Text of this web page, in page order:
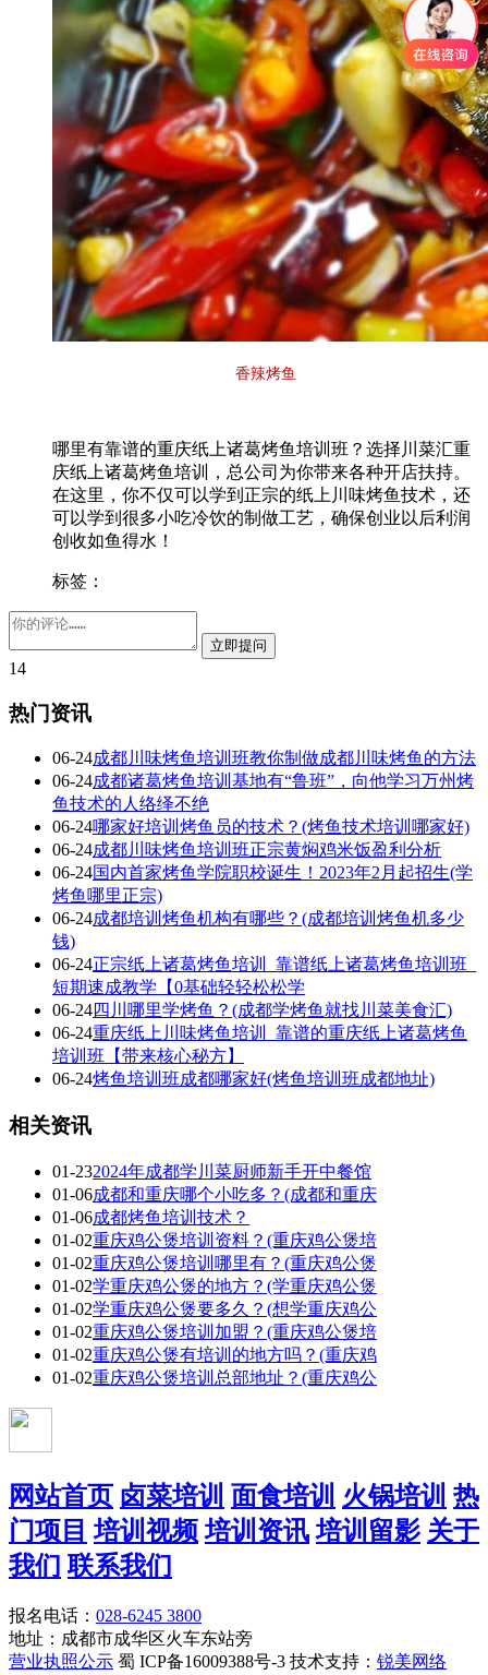
香辣烤鱼
哪里有靠谱的重庆纸上诸葛烤鱼培训班？选择川菜汇重
庆纸上诸葛烤鱼培训，总公司为你带来各种开店扶持。
在这里，你不仅可以学到正宗的纸上川味烤鱼技术，还
可以学到很多小吃冷饮的制做工艺，确保创业以后利润
创收如鱼得水！
标签：
14
热门资讯
06-24成都川味烤鱼培训班教你制做成都川味烤鱼的方法
06-24成都诸葛烤鱼培训基地有“鲁班”，向他学习万州烤
鱼技术的人络绎不绝
06-24哪家好培训烤鱼员的技术？(烤鱼技术培训哪家好)
06-24成都川味烤鱼培训班正宗黄焖鸡米饭盈利分析
06-24国内首家烤鱼学院职校诞生！2023年2月起招生(学
烤鱼哪里正宗)
06-24成都培训烤鱼机构有哪些？(成都培训烤鱼机多少
钱)
06-24正宗纸上诸葛烤鱼培训_靠谱纸上诸葛烤鱼培训班_
短期速成教学【0基础轻轻松松学
06-24四川哪里学烤鱼？(成都学烤鱼就找川菜美食汇)
06-24重庆纸上川味烤鱼培训_靠谱的重庆纸上诸葛烤鱼
培训班【带来核心秘方】
06-24烤鱼培训班成都哪家好(烤鱼培训班成都地址)
相关资讯
01-232024年成都学川菜厨师新手开中餐馆
01-06成都和重庆哪个小吃多？(成都和重庆
01-06成都烤鱼培训技术？
01-02重庆鸡公煲培训资料？(重庆鸡公煲培
01-02重庆鸡公煲培训哪里有？(重庆鸡公煲
01-02学重庆鸡公煲的地方？(学重庆鸡公煲
01-02学重庆鸡公煲要多久？(想学重庆鸡公
01-02重庆鸡公煲培训加盟？(重庆鸡公煲培
01-02重庆鸡公煲有培训的地方吗？(重庆鸡
01-02重庆鸡公煲培训总部地址？(重庆鸡公
网站首页 卤菜培训 面食培训 火锅培训 热
门项目 培训视频 培训资讯 培训留影 关于
我们 联系我们
报名电话： 028-6245 3800
地址：成都市成华区火车东站旁
营业执照公示 蜀 ICP备16009388号-3 技术支持： 锐美网络